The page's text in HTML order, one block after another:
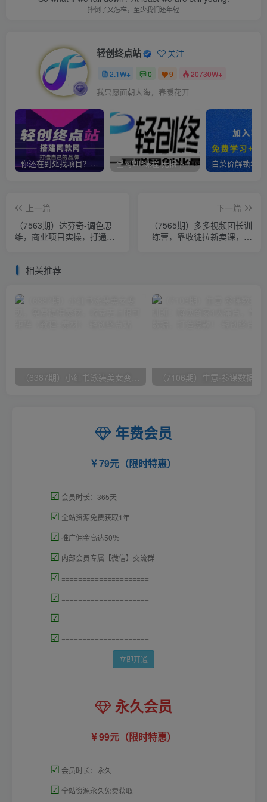
摔倒了又怎样，至少我们还年轻
轻创终点站 关注
2.1W+ 0 9 20730W+
我只愿面朝大海，春暖花开
你还在到处找项目？还在当韭菜？我靠卖项目一个月收入5万+，曾经我也是个失败者。 全网VIP课程 无损下载~
上一篇
（7563期）达芬奇-调色思
维，商业项目实操，打通软
下一篇
（7565期）多多视频团长训
练营，靠收徒拉新卖课，日
相关推荐
（6387期）小红书泳装美女变现，免费提供素材，收益无上限可矩阵（教程+素材）
年费会员
79元（限时特惠）
☑ 会员时长：365天
☑ 全站资源免费获取1年
☑ 推广佣金高达50％
☑ 内部会员专属【微信】交流群
☑ =====================
☑ =====================
☑ =====================
☑ =====================
立即开通
永久会员
99元（限时特惠）
☑ 会员时长：永久
☑ 全站资源永久免费获取